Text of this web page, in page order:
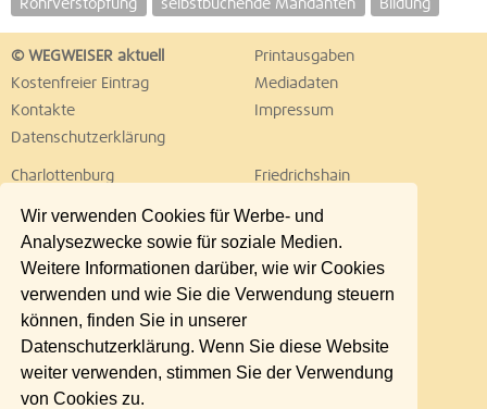
Wir verwenden Cookies für Werbe- und
Analysezwecke sowie für soziale Medien.
Weitere Informationen darüber, wie wir Cookies
verwenden und wie Sie die Verwendung steuern
können, finden Sie in unserer
Datenschutzerklärung. Wenn Sie diese Website
weiter verwenden, stimmen Sie der Verwendung
von Cookies zu.
Rohrverstopfung
selbstbuchende Mandanten Bildung
© WEGWEISER aktuell
Printausgaben
Kostenfreier Eintrag
Mediadaten
Kontakte
Impressum
Datenschutzerklärung
Charlottenburg
Friedrichshain
Lichtenberg
Marzahn
Neukölln
Pankow
Reinickendorf
Schöneberg
Spandau
Steglitz
Tempelhof